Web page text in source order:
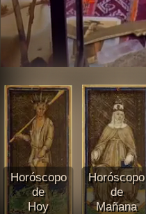
Horóscopo
de
Hoy
Horóscopo
de
Mañana